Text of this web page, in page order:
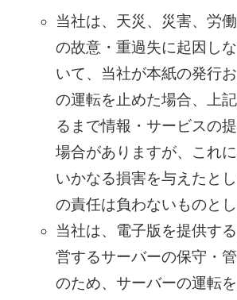
当社は、天災、災害、労
の故意・重過失に起因し
いて、当社が本紙の発行
の運転を止めた場合、上
るまで情報・サービスの
場合がありますが、これ
いかなる損害を与えたと
の責任は負わないものとし
当社は、電子版を提供す
営するサーバーの保守・
のため、サーバーの運転